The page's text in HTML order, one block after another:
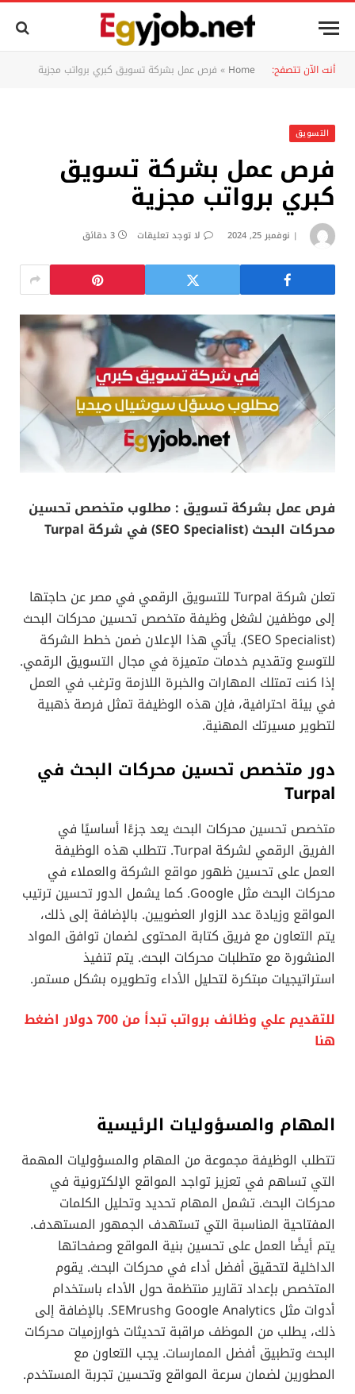
أنت الآن تتصفح: Home
» فرص عمل بشركة تسويق كبري برواتب مجزية
التسويق
فرص عمل بشركة تسويق
كبري برواتب مجزية
نوفمبر 25, 2024 لا توجد تعليقات 3 دقائق
فرص عمل بشركة تسويق : مطلوب متخصص تحسين
محركات البحث (SEO Specialist) في شركة Turpal
تعلن شركة Turpal للتسويق الرقمي في مصر عن حاجتها
إلى موظفين لشغل وظيفة متخصص تحسين محركات البحث
(SEO Specialist). يأتي هذا الإعلان ضمن خطط الشركة
للتوسع وتقديم خدمات متميزة في مجال التسويق الرقمي.
إذا كنت تمتلك المهارات والخبرة اللازمة وترغب في العمل
في بيئة احترافية، فإن هذه الوظيفة تمثل فرصة ذهبية
لتطوير مسيرتك المهنية.
دور متخصص تحسين محركات البحث في
Turpal
متخصص تحسين محركات البحث يعد جزءًا أساسيًا في
الفريق الرقمي لشركة Turpal. تتطلب هذه الوظيفة
العمل على تحسين ظهور مواقع الشركة والعملاء في
محركات البحث مثل Google. كما يشمل الدور تحسين ترتيب
المواقع وزيادة عدد الزوار العضويين. بالإضافة إلى ذلك،
يتم التعاون مع فريق كتابة المحتوى لضمان توافق المواد
المنشورة مع متطلبات محركات البحث. يتم تنفيذ
استراتيجيات مبتكرة لتحليل الأداء وتطويره بشكل مستمر.
للتقديم علي وظائف برواتب تبدأ من 700 دولار اضغط
هنا
المهام والمسؤوليات الرئيسية
تتطلب الوظيفة مجموعة من المهام والمسؤوليات المهمة
التي تساهم في تعزيز تواجد المواقع الإلكترونية في
محركات البحث. تشمل المهام تحديد وتحليل الكلمات
المفتاحية المناسبة التي تستهدف الجمهور المستهدف.
يتم أيضًا العمل على تحسين بنية المواقع وصفحاتها
الداخلية لتحقيق أفضل أداء في محركات البحث. يقوم
المتخصص بإعداد تقارير منتظمة حول الأداء باستخدام
أدوات مثل Google Analytics وSEMrush. بالإضافة إلى
ذلك، يطلب من الموظف مراقبة تحديثات خوارزميات محركات
البحث وتطبيق أفضل الممارسات. يجب التعاون مع
المطورين لضمان سرعة المواقع وتحسين تجربة المستخدم.